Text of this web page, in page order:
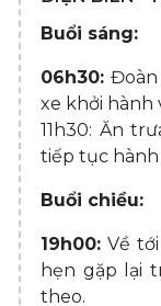
Buổi sáng:
06h30: Đoàn
xe khởi hành
11h30: Ăn
tiếp tục hành
Buổi chiều:
19h00: Về
hẹn gặp lại
theo.